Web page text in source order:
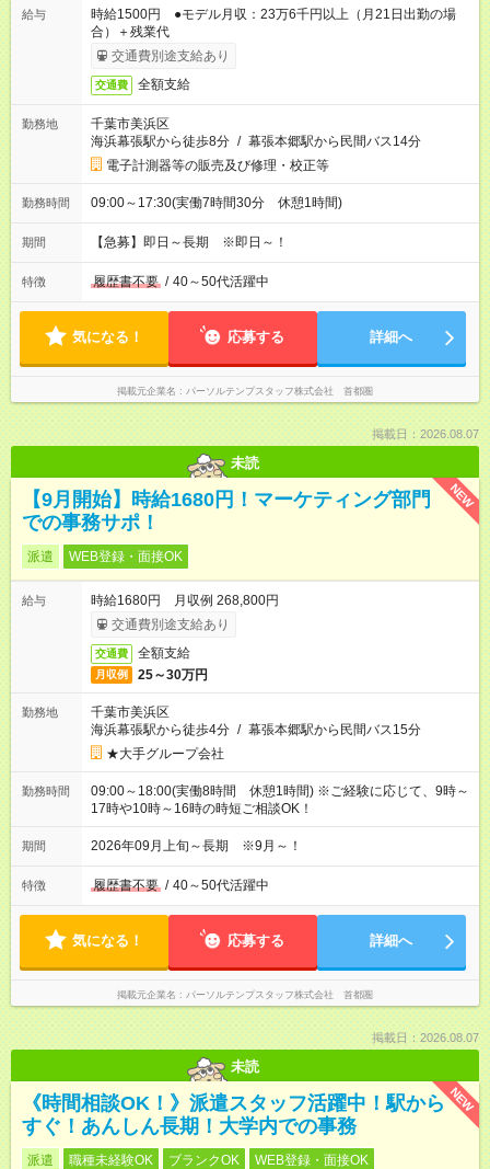
給与
時給1500円 ●モデル月収：23万6千円以上（月21日出勤の場
合）＋残業代
交通費別途支給あり
交通費 全額支給
勤務地
千葉市美浜区
海浜幕張駅から徒歩8分 / 幕張本郷駅から民間バス14分
電子計測器等の販売及び修理・校正等
勤務時間 09:00～17:30(実働7時間30分 休憩1時間)
期間 【急募】即日～長期 ※即日～！
特徴 履歴書不要 / 40～50代活躍中
気になる！ 応募する 詳細へ
掲載元企業名 パーソルテンプスタッフ株式会社 首都圏
掲載日：2026.08.07
未読
NEW
【9月開始】時給1680円！マーケティング部門
での事務サポ！
派遣 WEB登録・面接OK
給与
時給1680円 月収例 268,800円
交通費別途支給あり
交通費 全額支給
月収例 25～30万円
勤務地
千葉市美浜区
海浜幕張駅から徒歩4分 / 幕張本郷駅から民間バス15分
★大手グループ会社
勤務時間
09:00～18:00(実働8時間 休憩1時間) ※ご経験に応じて、9時～
17時や10時～16時の時短ご相談OK！
期間 2026年09月上旬～長期 ※9月～！
特徴 履歴書不要 / 40～50代活躍中
気になる！ 応募する 詳細へ
掲載元企業名 パーソルテンプスタッフ株式会社 首都圏
掲載日：2026.08.07
未読
NEW
《時間相談OK！》派遣スタッフ活躍中！駅から
すぐ！あんしん長期！大学内での事務
派遣 職種未経験OK ブランクOK WEB登録・面接OK